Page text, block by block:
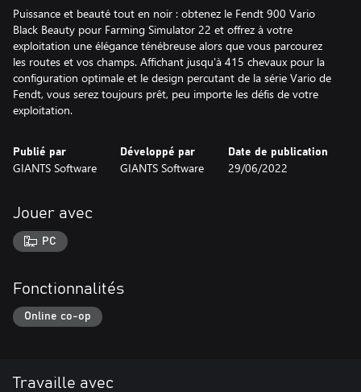
Puissance et beauté tout en noir : obtenez le Fendt 900 Vario
Black Beauty pour Farming Simulator 22 et offrez à votre
exploitation une élégance ténébreuse alors que vous parcourez
les routes et vos champs. Affichant jusqu'à 415 chevaux pour la
configuration optimale et le design percutant de la série Vario de
Fendt, vous serez toujours prêt, peu importe les défis de votre
exploitation.
Publié par
GIANTS Software
Développé par
GIANTS Software
Date de publication
29/06/2022
Jouer avec
PC
Fonctionnalités
Online co-op
Travaille avec